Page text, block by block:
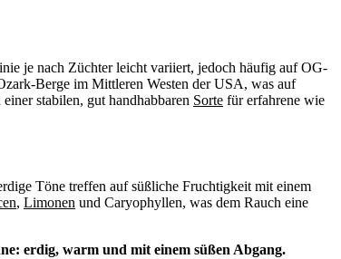
je nach Züchter leicht variiert, jedoch häufig auf OG-
Berge im Mittleren Westen der USA, was auf
stabilen, gut handhabbaren Sorte für erfahrene wie
Töne treffen auf süßliche Fruchtigkeit mit einem
, Limonen und Caryophyllen, was dem Rauch eine
erdig, warm und mit einem süßen Abgang.